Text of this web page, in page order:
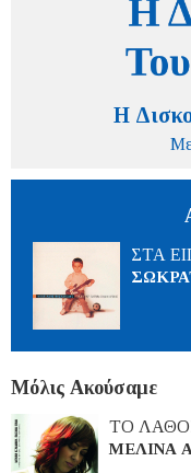
Η
ΣΤΑ
Μόλις Ακούσαμε
ΤΟ
ΜΕΛΙΝΑ